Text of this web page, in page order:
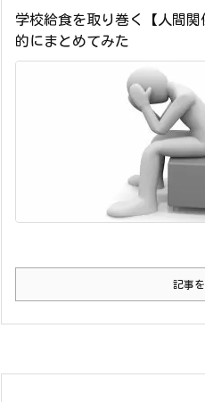
学校給食を取り巻く【人間
的にまとめてみた
記事